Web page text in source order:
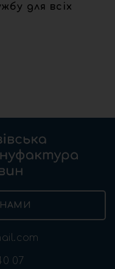
для всіх
НАМИ
07